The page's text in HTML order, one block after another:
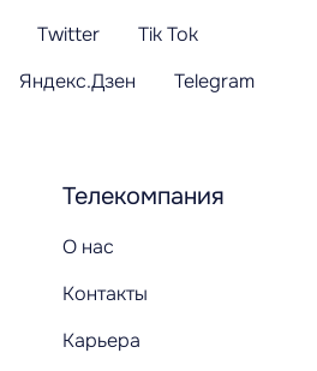
Телекомпания
О нас
Контакты
Карьера
Twitter
Tik Tok
Яндекс.Дзен
Telegram